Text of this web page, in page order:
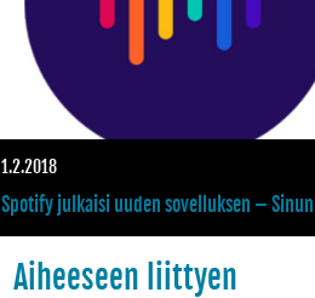
1.2.2018
Spotify julkaisi uuden sovelluksen –
tarvitse tietää mitä musiikkia haluat
Aiheeseen liittyen